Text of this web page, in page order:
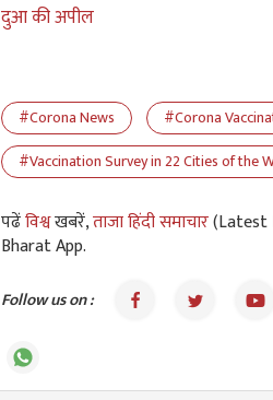
दुआ की अपील
#Corona News #Corona
#Vaccination Survey in 22 Cities of the
पढेंविश्वखबरें,ताजा हिंदी समाचार(Latest
Bharat App.
Follow us on :